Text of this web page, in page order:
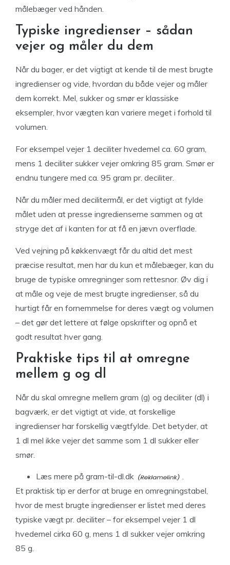
målebæger ved hånden.
Typiske ingredienser – sådan
vejer og måler du dem
Når du bager, er det vigtigt at kende til de mest brugte
ingredienser og vide, hvordan du både vejer og måler
dem korrekt. Mel, sukker og smør er klassiske
eksempler, hvor vægten kan variere meget i forhold til
volumen.
For eksempel vejer 1 deciliter hvedemel ca. 60 gram,
mens 1 deciliter sukker vejer omkring 85 gram. Smør er
endnu tungere med ca. 95 gram pr. deciliter.
Når du måler med decilitermål, er det vigtigt at fylde
målet uden at presse ingredienserne sammen og at
stryge det af i kanten for at få en jævn overflade.
Ved vejning på køkkenvægt får du altid det mest
præcise resultat, men har du kun et målebæger, kan du
bruge de typiske omregninger som rettesnor. Øv dig i
at måle og veje de mest brugte ingredienser, så du
hurtigt får en fornemmelse for deres vægt og volumen
– det gør det lettere at følge opskrifter og opnå et
godt resultat hver gang.
Praktiske tips til at omregne
mellem g og dl
Når du skal omregne mellem gram (g) og deciliter (dl) i
bagværk, er det vigtigt at vide, at forskellige
ingredienser har forskellig vægtfylde. Det betyder, at
1 dl mel ikke vejer det samme som 1 dl sukker eller
smør.
Læs mere på gram-til-dl.dk
Et praktisk tip er derfor at bruge en omregningstabel,
hvor de mest brugte ingredienser er listet med deres
typiske vægt pr. deciliter – for eksempel vejer 1 dl
hvedemel cirka 60 g, mens 1 dl sukker vejer omkring
85 g.